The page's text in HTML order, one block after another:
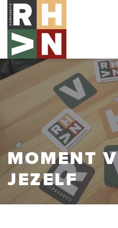
MOMENT
JEZELF